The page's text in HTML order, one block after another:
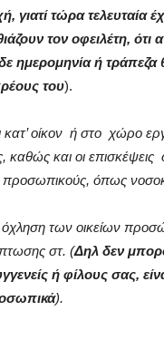
γιατί τώρα τελευταία
τον οφειλέτη, ότι
ημερομηνία ή τράπεζα
του).
κατ’ οίκον ή στο χώρο
καθώς και οι επισκέψεις
όπως
των οικείων
στ. (Δηλ δεν
ή φίλους σας,
).